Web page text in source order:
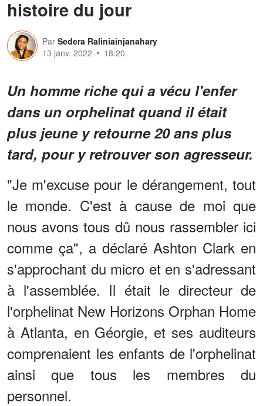
histoire du jour
Par Sedera Raliniainjanahary
13 janv. 2022
18:20
Un homme riche qui a vécu l'enfer
dans un orphelinat quand il était
plus jeune y retourne 20 ans plus
tard, pour y retrouver son agresseur.
"Je m'excuse pour le dérangement, tout
le monde. C'est à cause de moi que
nous avons tous dû nous rassembler ici
comme ça", a déclaré Ashton Clark en
s'approchant du micro et en s'adressant
à l'assemblée. Il était le directeur de
l'orphelinat New Horizons Orphan Home
à Atlanta, en Géorgie, et ses auditeurs
comprenaient les enfants de l'orphelinat
ainsi que tous les membres du
personnel.